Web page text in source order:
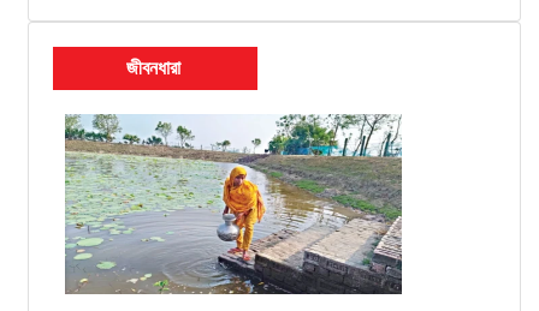
জীবনধারা